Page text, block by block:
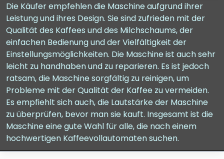
Die Käufer empfehlen die Maschine aufgrund ihrer
Leistung und ihres Design. Sie sind zufrieden mit der
Qualität des Kaffees und des Milchschaums, der
einfachen Bedienung und der Vielfältigkeit der
Einstellungsmöglichkeiten. Die Maschine ist auch sehr
leicht zu handhaben und zu reparieren. Es ist jedoch
ratsam, die Maschine sorgfältig zu reinigen, um
Probleme mit der Qualität der Kaffee zu vermeiden.
Es empfiehlt sich auch, die Lautstärke der Maschine
zu überprüfen, bevor man sie kauft. Insgesamt ist die
Maschine eine gute Wahl für alle, die nach einem
hochwertigen Kaffeevollautomaten suchen.